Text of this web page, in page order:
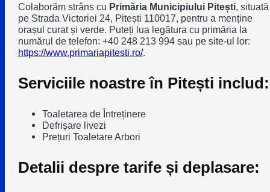
Colaborăm strâns cu Primăria Municipiului Pitești, situată
pe Strada Victoriei 24, Pitești 110017, pentru a menține
orașul curat și verde. Puteți lua legătura cu primăria la
numărul de telefon: +40 248 213 994 sau pe site-ul lor:
https://www.primariapitesti.ro/.
Serviciile noastre în Pitești includ:
Toaletarea de Întreținere
Defrișare livezi
Prețuri Toaletare Arbori
Detalii despre tarife și deplasare: